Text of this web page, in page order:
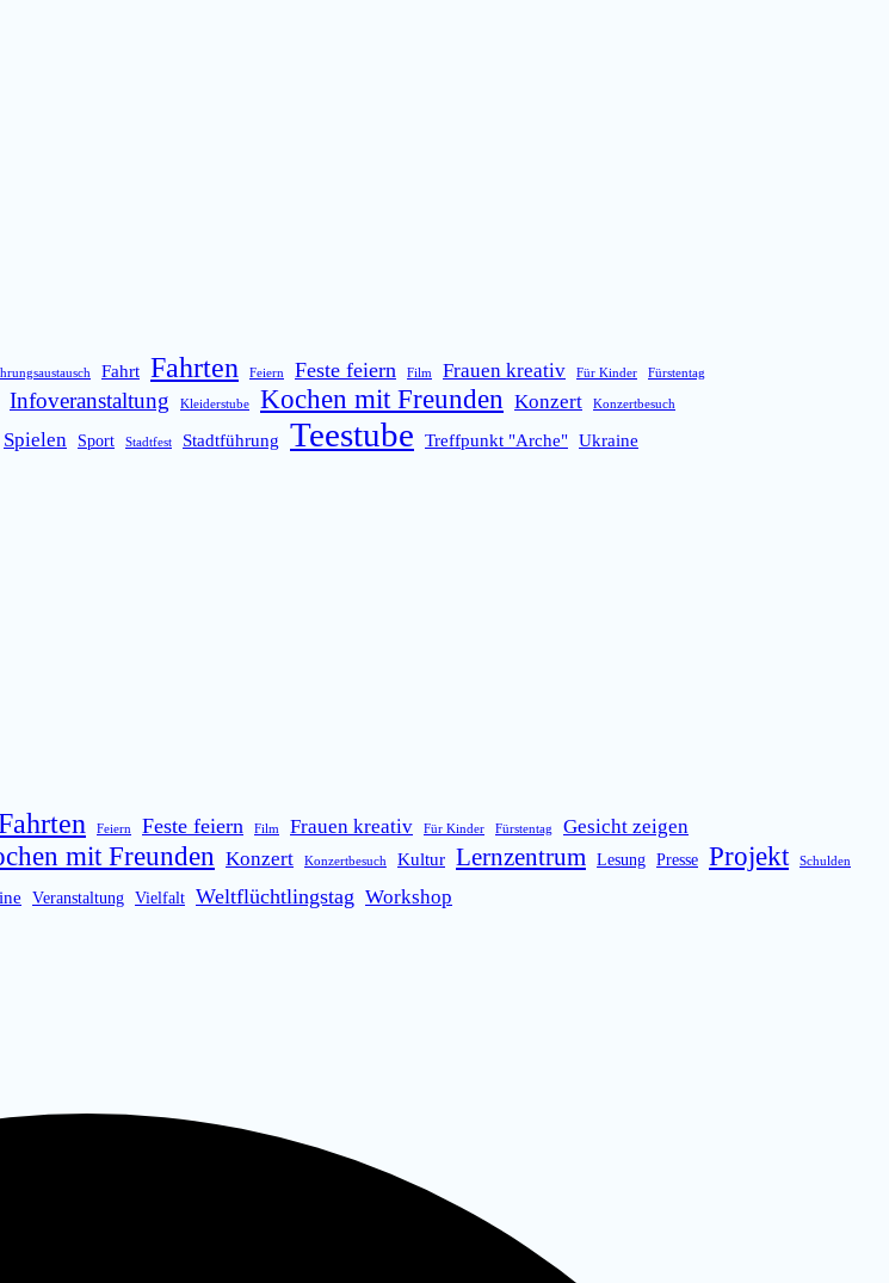
Fahrt Fahrten Feiern Feste feiern Film Frauen kreativ Für Kinder Fürstentag
Infoveranstaltung Kleiderstube Kochen mit Freunden Konzert Konzertbesuch
Spielen Sport Stadtfest Stadtführung Teestube Treffpunkt "Arche" Ukraine
Feiern Feste feiern Film Frauen kreativ Für Kinder Fürstentag Gesicht zeigen
mit Freunden Konzert Konzertbesuch Kultur Lernzentrum Lesung Presse Projekt Schulden
Veranstaltung Vielfalt Weltflüchtlingstag Workshop